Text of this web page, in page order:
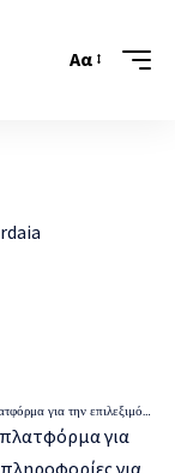
Αα
πληροφορίες για τα βήματα της διαδικασίας